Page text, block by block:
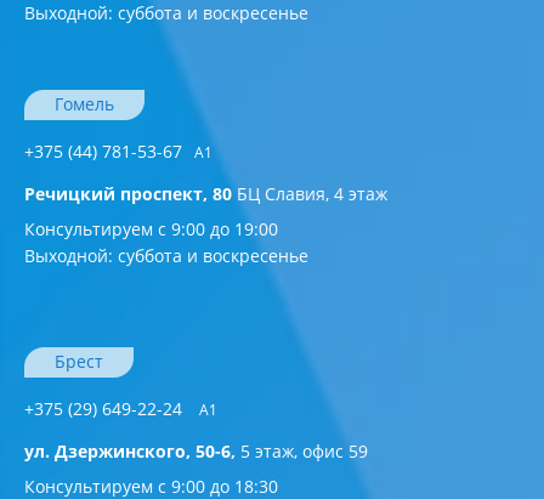
Выходной: суббота и воскресенье
Гомель
+375 (44) 781-53-67 A1
Речицкий проспект, 80 БЦ Славия, 4 этаж
Консультируем с 9:00 до 19:00
Выходной: суббота и воскресенье
Брест
+375 (29) 649-22-24 А1
ул. Дзержинского, 50-6, 5 этаж, офис 59
Консультируем с 9:00 до 18:30